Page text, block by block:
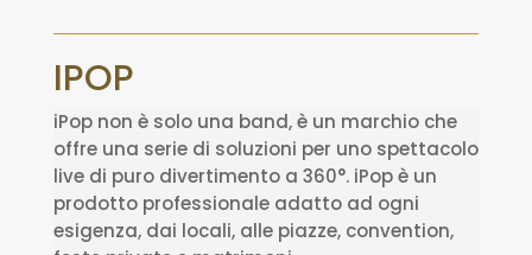
IPOP
iPop non è solo una band, è un marchio che
offre una serie di soluzioni per uno spettacolo
live di puro divertimento a 360°. iPop è un
prodotto professionale adatto ad ogni
esigenza, dai locali, alle piazze, convention,